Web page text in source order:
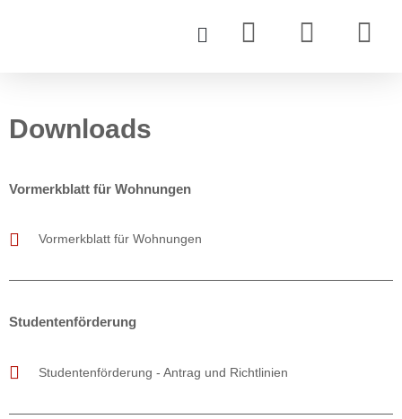
Downloads
Vormerkblatt für Wohnungen
Vormerkblatt für Wohnungen
Studentenförderung
Studentenförderung - Antrag und Richtlinien